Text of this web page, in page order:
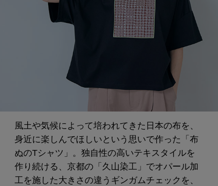
風土や気候によって培われてきた日本の布を、
身近に楽しんでほしいという思いで作った「布
ぬのTシャツ」。独自性の高いテキスタイルを
作り続ける、京都の「久山染工」でオパール加
工を施した大きさの違うギンガムチェックを、